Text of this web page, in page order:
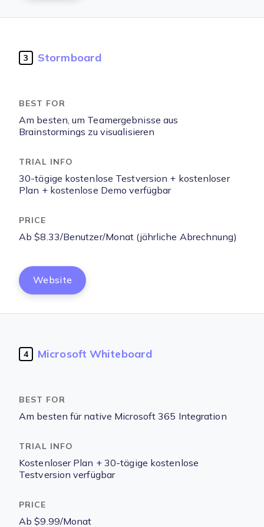
3 Stormboard
Am besten, um Teamergebnisse aus
Brainstormings zu visualisieren
30-tägige kostenlose Testversion + kostenloser
Plan + kostenlose Demo verfügbar
Ab $8.33/Benutzer/Monat (jährliche Abrechnung)
Website
4 Microsoft Whiteboard
Am besten für native Microsoft 365 Integration
Kostenloser Plan + 30-tägige kostenlose
Testversion verfügbar
Ab $9.99/Monat